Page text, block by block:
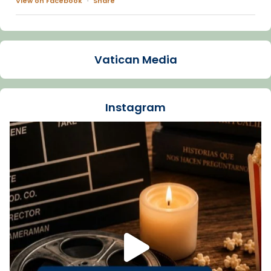
Arquebisbat de Barcelona
La Carmina va patir depressió. Fa gairebé
dos mesos, a l'Estadi Lluís Companys, la
Recupera l'entrevista comp
Vatican
tican News 👇
www.vaticannews.va/es/iglesia/news/2026-
07/carmina-historia-depresion-papa-viaje-
espana-testimoni...
Foto
View on Facebook · Share
Vatican Media
Instagram